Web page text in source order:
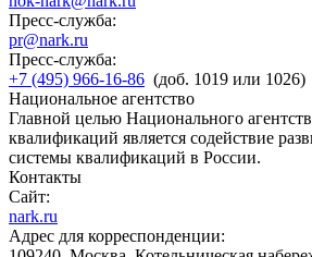
Пресс-служба:
pr@nark.ru
Пресс-служба:
+7 (495) 966-16-86 (доб. 1019 или 1026)
Национальное агентство
Главной целью Национального
квалификаций является содействие
системы квалификаций в России.
Контакты
Сайт:
nark.ru
Адрес для корреспонденции: